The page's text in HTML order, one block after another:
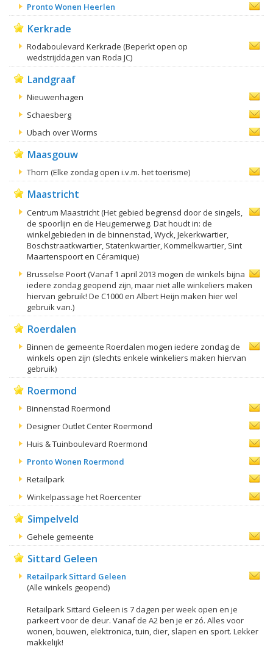
Pronto Wonen Heerlen
Kerkrade
Rodaboulevard Kerkrade (Beperkt open op
wedstrijddagen van Roda JC)
Landgraaf
Nieuwenhagen
Schaesberg
Ubach over Worms
Maasgouw
Thorn (Elke zondag open i.v.m. het toerisme)
Maastricht
Centrum Maastricht (Het gebied begrensd door de singels,
de spoorlijn en de Heugemerweg. Dat houdt in: de
winkelgebieden in de binnenstad, Wyck, Jekerkwartier,
Boschstraatkwartier, Statenkwartier, Kommelkwartier, Sint
Maartenspoort en Céramique)
Brusselse Poort (Vanaf 1 april 2013 mogen de winkels bijna
iedere zondag geopend zijn, maar niet alle winkeliers maken
hiervan gebruik! De C1000 en Albert Heijn maken hier wel
gebruik van.)
Roerdalen
Binnen de gemeente Roerdalen mogen iedere zondag de
winkels open zijn (slechts enkele winkeliers maken hiervan
gebruik)
Roermond
Binnenstad Roermond
Designer Outlet Center Roermond
Huis & Tuinboulevard Roermond
Pronto Wonen Roermond
Retailpark
Winkelpassage het Roercenter
Simpelveld
Gehele gemeente
Sittard Geleen
Retailpark Sittard Geleen
(Alle winkels geopend)
Retailpark Sittard Geleen is 7 dagen per week open en je
parkeert voor de deur. Vanaf de A2 ben je er zó. Alles voor
wonen, bouwen, elektronica, tuin, dier, slapen en sport. Lekker
makkelijk!